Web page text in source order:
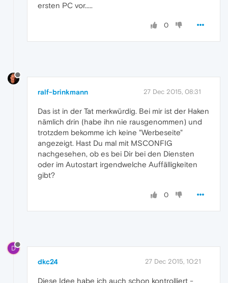
ersten PC vor.....
0
ralf-brinkmann 27 Dec 2015, 08:31
Das ist in der Tat merkwürdig. Bei mir ist der Haken
nämlich drin (habe ihn nie rausgenommen) und
trotzdem bekomme ich keine "Werbeseite"
angezeigt. Hast Du mal mit MSCONFIG
nachgesehen, ob es bei Dir bei den Diensten
oder im Autostart irgendwelche Auffälligkeiten
gibt?
0
D
dkc24 27 Dec 2015, 10:21
Diese Idee habe ich auch schon kontrolliert -